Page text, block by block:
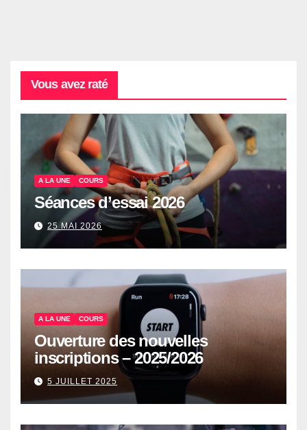
Vous avez raté
A LA UNE COURS
Séances d’essai 2026
25 MAI 2026
A LA UNE COURS
Ouverture des nouvelles
inscriptions – 2025/2026
5 JUILLET 2025